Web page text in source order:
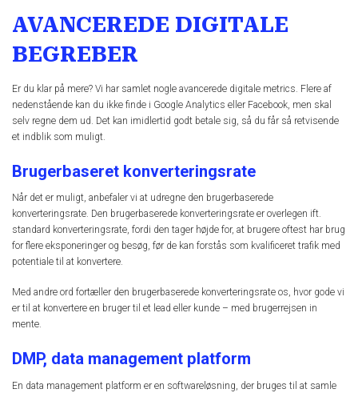
AVANCEREDE DIGITALE
BEGREBER
Er du klar på mere? Vi har samlet nogle avancerede digitale metrics. Flere af
nedenstående kan du ikke finde i Google Analytics eller Facebook, men skal
selv regne dem ud. Det kan imidlertid godt betale sig, så du får så retvisende
et indblik som muligt.
Brugerbaseret konverteringsrate
Når det er muligt, anbefaler vi at udregne den brugerbaserede
konverteringsrate. Den brugerbaserede konverteringsrate er overlegen ift.
standard konverteringsrate, fordi den tager højde for, at brugere oftest har brug
for flere eksponeringer og besøg, før de kan forstås som kvalificeret trafik med
potentiale til at konvertere.
Med andre ord fortæller den brugerbaserede konverteringsrate os, hvor gode vi
er til at konvertere en bruger til et lead eller kunde – med brugerrejsen in
mente.
DMP, data management platform
En data management platform er en softwareløsning, der bruges til at samle